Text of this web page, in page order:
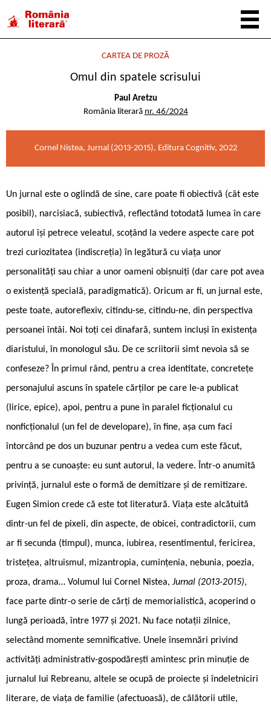
CARTEA DE PROZĂ
Omul din spatele scrisului
Paul Aretzu
România literară nr. 46/2024
Cornel Nistea, Jurnal (2013-2015), Editura Cognitiv, 2022
Un jurnal este o oglindă de sine, care poate fi obiectivă (cât este
posibil), narcisiacă, subiectivă, reflectând totodată lumea în care
autorul își petrece veleatul, scoțând la vedere aspecte care pot
trezi curiozitatea (indiscreția) în legătură cu viața unor
personalități sau chiar a unor oameni obișnuiți (dar care pot avea
o existență specială, paradigmatică). Oricum ar fi, un jurnal este,
peste toate, autoreflexiv, citindu-se, citindu-ne, din perspectiva
persoanei întâi. Noi toți cei dinafară, suntem incluși în existența
diaristului, în monologul său. De ce scriitorii simt nevoia să se
confeseze? În primul rând, pentru a crea identitate, concretețe
personajului ascuns în spatele cărților pe care le-a publicat
(lirice, epice), apoi, pentru a pune în paralel ficționalul cu
nonficționalul (un fel de developare), în fine, așa cum faci
întorcând pe dos un buzunar pentru a vedea cum este făcut,
pentru a se cunoaște: eu sunt autorul, la vedere. Într-o anumită
privință, jurnalul este o formă de demitizare și de remitizare.
Eugen Simion crede că este tot literatură. Viața este alcătuită
dintr-un fel de pixeli, din aspecte, de obicei, contradictorii, cum
ar fi secunda (timpul), munca, iubirea, resentimentul, fericirea,
tristețea, altruismul, mizantropia, cumințenia, nebunia, poezia,
proza, drama… Volumul lui Cornel Nistea, Jurnal (2013-2015),
face parte dintr-o serie de cărți de memorialistică, acoperind o
lungă perioadă, între 1977 și 2021. Nu face notații zilnice,
selectând momente semnificative. Unele însemnări privind
activități administrativ-gospodărești amintesc prin minuție de
jurnalul lui Rebreanu, altele se ocupă de proiecte și îndeletniciri
literare, de viața de familie (afectuoasă), de călătorii utile,